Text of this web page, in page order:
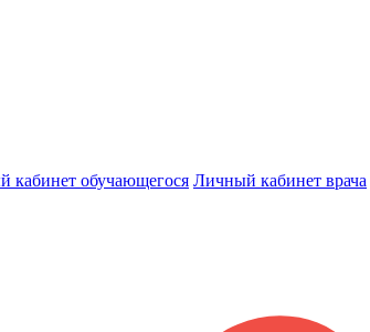
кабинет обучающегося Личный кабинет врача